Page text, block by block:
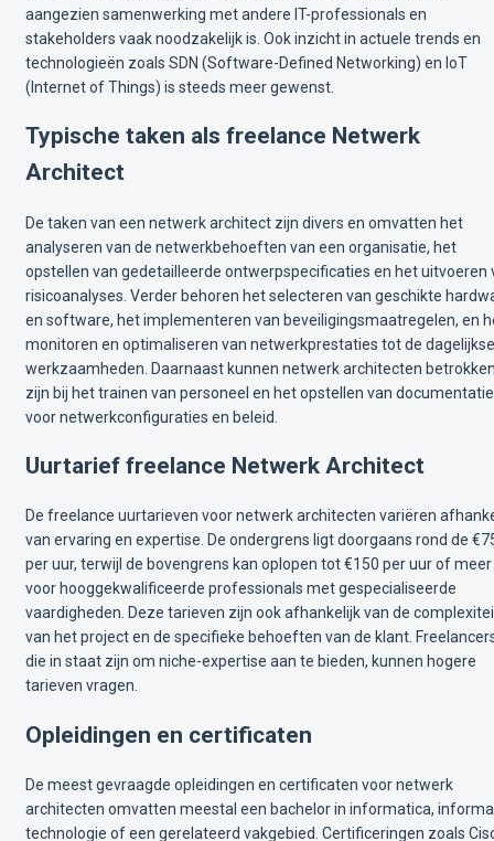
aangezien samenwerking met andere IT-professionals en
stakeholders vaak noodzakelijk is. Ook inzicht in actuele trends en
technologieën zoals SDN (Software-Defined Networking) en IoT
(Internet of Things) is steeds meer gewenst.
Typische taken als freelance Netwerk
Architect
De taken van een netwerk architect zijn divers en omvatten het
analyseren van de netwerkbehoeften van een organisatie, het
opstellen van gedetailleerde ontwerpspecificaties en het uitvoeren
risicoanalyses. Verder behoren het selecteren van geschikte
en software, het implementeren van beveiligingsmaatregelen, en
monitoren en optimaliseren van netwerkprestaties tot de dagelijkse
werkzaamheden. Daarnaast kunnen netwerk architecten
zijn bij het trainen van personeel en het opstellen van documentatie
voor netwerkconfiguraties en beleid.
Uurtarief freelance Netwerk Architect
De freelance uurtarieven voor netwerk architecten variëren
van ervaring en expertise. De ondergrens ligt doorgaans rond de
per uur, terwijl de bovengrens kan oplopen tot €150 per uur of meer
voor hooggekwalificeerde professionals met gespecialiseerde
vaardigheden. Deze tarieven zijn ook afhankelijk van de
van het project en de specifieke behoeften van de klant.
die in staat zijn om niche-expertise aan te bieden, kunnen hogere
tarieven vragen.
Opleidingen en certificaten
De meest gevraagde opleidingen en certificaten voor netwerk
architecten omvatten meestal een bachelor in informatica,
technologie of een gerelateerd vakgebied. Certificeringen zoals